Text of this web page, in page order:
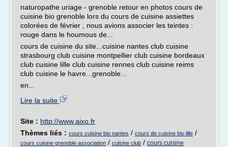
naturopathe uriage - grenoble retour en photos cours de
cuisine bio grenoble lors du cours de cuisine assiettes
colorées de février , nous avions associer les teintes :
rouge dans le houmous de...
cours de cuisine du site...cuisine nantes club cuisine
strasbourg club cuisine montpellier club cuisine bordeaux
club cuisine lille club cuisine rennes club cuisine reims
club cuisine le havre...grenoble...
en...
Lire la suite
Site : http://www.aixo.fr
Thèmes liés : cours cuisine bio nantes / cours de cuisine bio lille /
cours cuisine grenoble association / cuisine club / cours cuisine